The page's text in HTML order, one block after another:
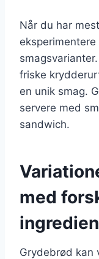
Når du har
friske
en unik smag.
servere med
sandwich.
med
Grydebrød kan